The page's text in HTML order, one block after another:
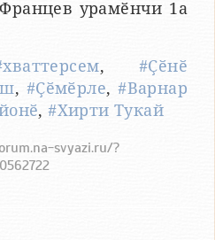
урамӗнчи 1а
, #Ҫӗнӗ
, #Ҫӗмӗрле,#Варнар
,#Хирти Тукай
svyazi.ru/?